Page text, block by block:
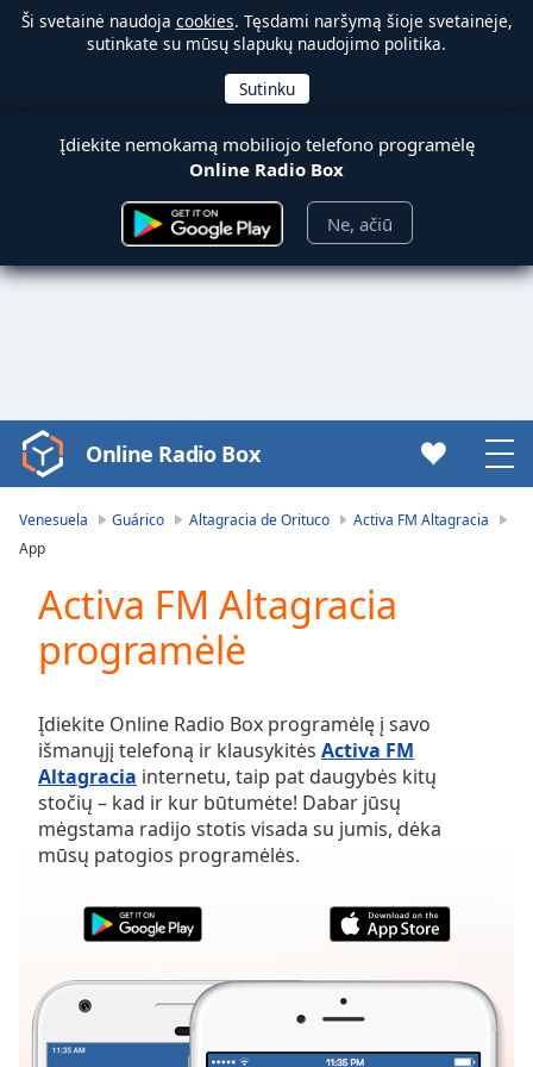
Ši svetainė naudoja cookies. Tęsdami naršymą šioje svetainėje,
sutinkate su mūsų slapukų naudojimo politika.
Įdiekite nemokamą mobiliojo telefono programėlę
Online Radio Box
Ne, ačiū
Video
Player
loading.
Video
Play
Skip
Backward
Mute
Current
Time0:00
Duration-:-
Loaded:
LIVE
live,
currently
behind
LIVE
Online Radio Box
Venesuela Guárico Altagracia de Orituco
Activa FM Altagracia
App
Activa FM Altagracia
programėlė
Įdiekite Online Radio Box programėlę į savo
išmanųjį telefoną ir klausykitės Activa FM
Altagracia internetu, taip pat daugybės kitų
stočių – kad ir kur būtumėte! Dabar jūsų
mėgstama radijo stotis visada su jumis, dėka
mūsų patogios programėlės.